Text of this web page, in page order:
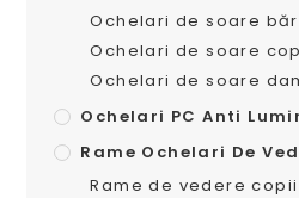
Ochelari de soare
Ochelari de soare
Ochelari de soare
Ochelari PC Anti
Rame Ochelari De
Rame de vedere copii